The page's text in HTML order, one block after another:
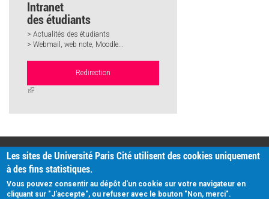
Intranet
des étudiants
> Actualités des étudiants
> Webmail, web note, Moodle...
Redirection
(link
PRATIQUE
Plan d'accès
Intranet
Mentions légales
Données personnelles
Les sites de Université Paris Cité utilisent des cookies uniquement
à des fins statistiques.
Vous pouvez consentir au dépôt d'un cookie sur votre navigateur en
cliquant sur "J'accepte", ou refuser avec le bouton "Non, merci".